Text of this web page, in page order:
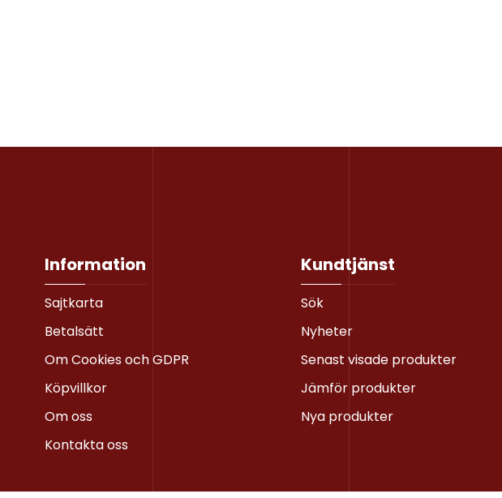
Information
Sajtkarta
Betalsätt
Om Cookies och GDPR
Köpvillkor
Om oss
Kontakta oss
Kundtjänst
Sök
Nyheter
Senast visade produkter
Jämför produkter
Nya produkter